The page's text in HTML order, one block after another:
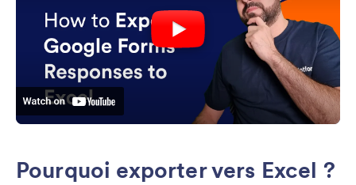
Pourquoi exporter vers Excel ?